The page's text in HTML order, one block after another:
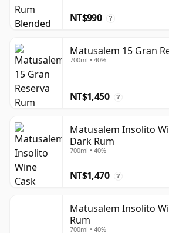
NT$990 ?
Matusalem 15 Gran
700ml • 40%
NT$1,450 ?
Matusalem Insolito
Dark Rum
700ml • 40%
NT$1,470 ?
Matusalem Insolito
Rum
700ml • 40%